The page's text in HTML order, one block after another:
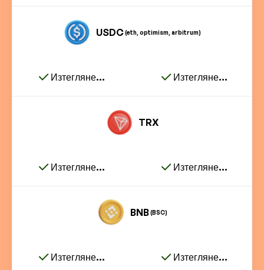
USDC(eth, optimism, arbitrum)
Изтегляне... Изтегляне...
TRX
Изтегляне... Изтегляне...
BNB (BSC)
Изтегляне... Изтегляне...